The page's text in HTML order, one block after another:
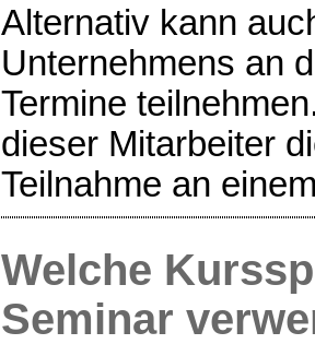
Alternativ kann
Unternehmens an
Termine
dieser Mitarbeiter
Teilnahme an
Welche
Seminar